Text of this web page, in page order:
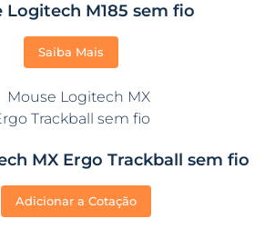
Logitech M185 sem fio
Saiba Mais
MX Ergo Trackball sem fio
Adicionar a Cotação